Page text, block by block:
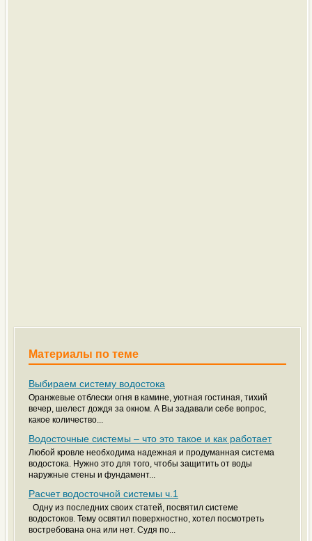
Материалы по теме
Выбираем систему водостока
Оранжевые отблески огня в камине, уютная гостиная, тихий
вечер, шелест дождя за окном. А Вы задавали себе вопрос,
какое количество...
Водосточные системы – что это такое и как работает
Любой кровле необходима надежная и продуманная система
водостока. Нужно это для того, чтобы защитить от воды
наружные стены и фундамент...
Расчет водосточной системы ч.1
Одну из последних своих статей, посвятил системе
водостоков. Тему освятил поверхностно, хотел посмотреть
востребована она или нет. Судя по...